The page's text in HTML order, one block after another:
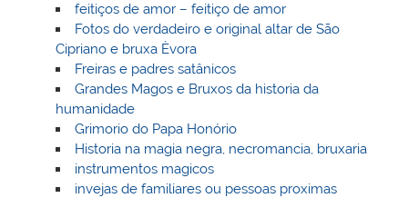
feitiços de amor – feitiço de amor
Fotos do verdadeiro e original altar de São
Cipriano e bruxa Èvora
Freiras e padres satânicos
Grandes Magos e Bruxos da historia da
humanidade
Grimorio do Papa Honório
Historia na magia negra, necromancia, bruxaria
instrumentos magicos
invejas de familiares ou pessoas proximas